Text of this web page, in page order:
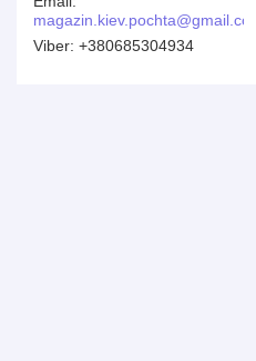
magazin.kiev.pochta@gmail.com
+380685304934